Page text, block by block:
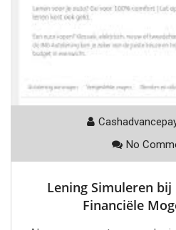
No
Lening Simuleren
Financiële